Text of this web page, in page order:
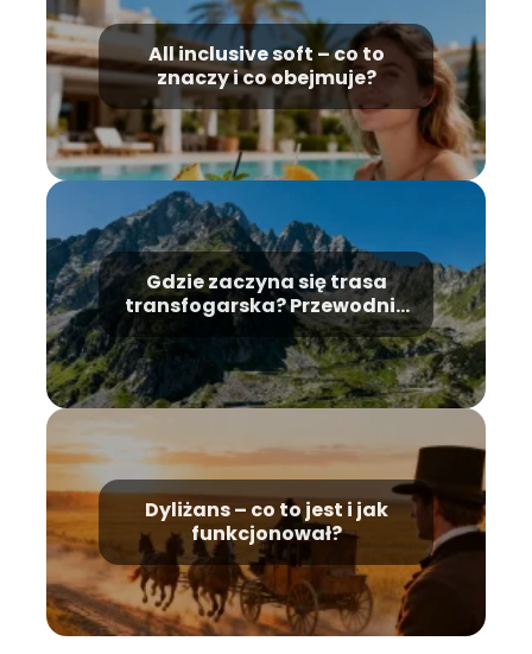
All inclusive soft – co to
znaczy i co obejmuje?
Gdzie zaczyna się trasa
transfogarska? Przewodnik
dla turystów
Dyliżans – co to jest i jak
funkcjonował?